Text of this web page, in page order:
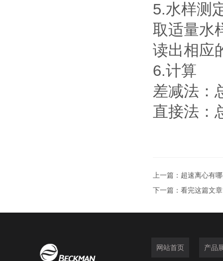
5.水样测
取适量水
读出相应
6.计算
差减法：
直接法：
上一篇： 超速离心有
下一篇： 看完这篇文
网站首页 产品